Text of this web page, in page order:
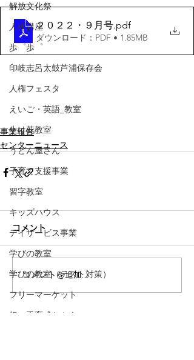
解放文化祭
人権講座
歩゜歩゜
印岐志呂太鼓芦浦保存会
人権フェスタ
えいご・英語_教室
生け花教室
うどん屋さん
子育て支援事業
習字教室
キッズハウス
デイサービス事業
学びの教室
学びの教室（テスト対策）
フリーマーケット
担い手育成セミナー
２０２２・９月号.pdf
ダウンロード：PDF • 1.85MB
事業報告
センターニュース
コメント
コメントを追加…